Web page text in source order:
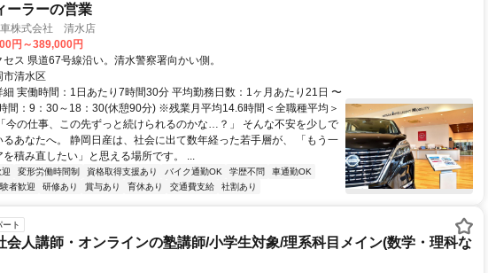
ーラーの営業
株式会社 清水店
円～389,000円
ス 県道67号線沿い。清水警察署向かい側。
市清水区
細 実働時間：1日あたり7時間30分 平均勤務日数：1ヶ月あたり21日 〜
間：9：30～18：30(休憩90分) ※残業月平均14.6時間＜全職種平均＞
今の仕事、この先ずっと続けられるのかな…？」 そんな不安を少しで
るあなたへ。 静岡日産は、社会に出て数年経った若手層が、 「もう一
を積み直したい」と思える場所です。 ...
変形労働時間制 資格取得支援あり バイク通勤OK 学歴不問
車通勤OK
者歓迎 研修あり 賞与あり 育休あり 交通費支給 社割あり
ト
会人講師・オンラインの塾講師/小学生対象/理系科目メイン(数学・理科な